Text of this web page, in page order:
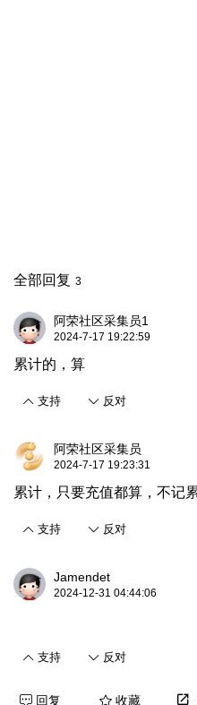
全部回复 3
阿荣社区采集员1
2024-7-17 19:22:59
累计的，算
支持 反对
阿荣社区采集员
2024-7-17 19:23:31
累计，只要充值都算，不记
支持 反对
Jamendet
2024-12-31 04:44:06
支持 反对
回复 收藏